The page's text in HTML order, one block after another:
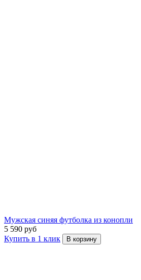
Мужская синяя футболка из конопли
5 590 руб
Купить в 1 клик
В корзину